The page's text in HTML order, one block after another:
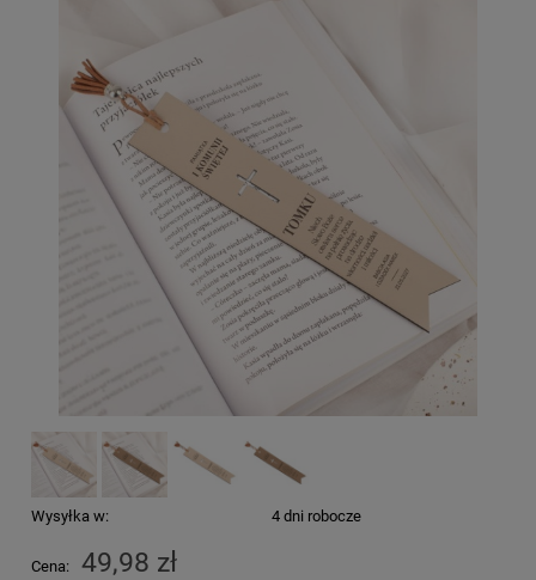
Wysyłka w: 4 dni robocze
Cena: 49,98 zł